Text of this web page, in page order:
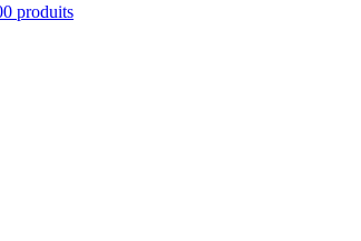
produits